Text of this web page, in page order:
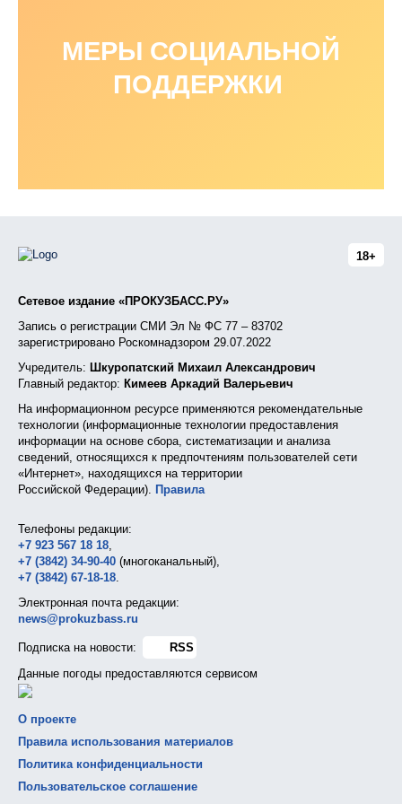
МЕРЫ СОЦИАЛЬНОЙ
ПОДДЕРЖКИ
18+
Сетевое издание «ПРОКУЗБАСС.РУ»
Запись о регистрации СМИ Эл № ФС 77 – 83702
зарегистрировано Роскомнадзором 29.07.2022
Учредитель: Шкуропатский Михаил Александрович
Главный редактор: Кимеев Аркадий Валерьевич
На информационном ресурсе применяются рекомендательные
технологии (информационные технологии предоставления
информации на основе сбора, систематизации и анализа
сведений, относящихся к предпочтениям пользователей сети
«Интернет», находящихся на территории
Российской Федерации). Правила
Телефоны редакции:
+7 923 567 18 18,
+7 (3842) 34-90-40 (многоканальный),
+7 (3842) 67-18-18.
Электронная почта редакции:
news@prokuzbass.ru
Подписка на новости:
RSS
Данные погоды предоставляются сервисом
О проекте
Правила использования материалов
Политика конфиденциальности
Пользовательское соглашение